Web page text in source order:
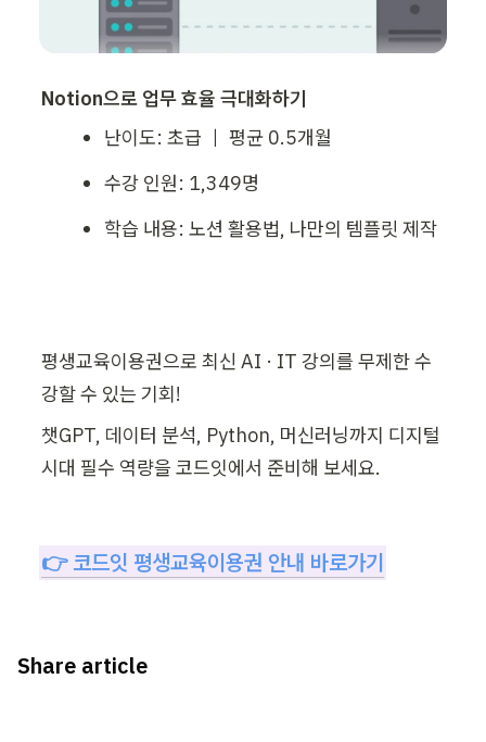
Notion으로 업무 효율 극대화하기
난이도: 초급 ｜ 평균 0.5개월
수강 인원: 1,349명
학습 내용: 노션 활용법, 나만의 템플릿 제작
평생교육이용권으로 최신 AI · IT 강의를 무제한 수
강할 수 있는 기회!
챗GPT, 데이터 분석, Python, 머신러닝까지 디지털
시대 필수 역량을 코드잇에서 준비해 보세요.
👉 코드잇 평생교육이용권 안내 바로가기
Share article